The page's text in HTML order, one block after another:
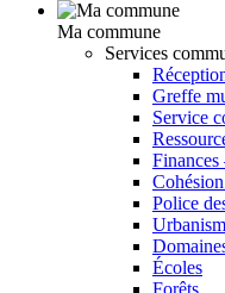
Ma commune
Services
Greffe
Service
Finances
Police
Écoles
Forêts